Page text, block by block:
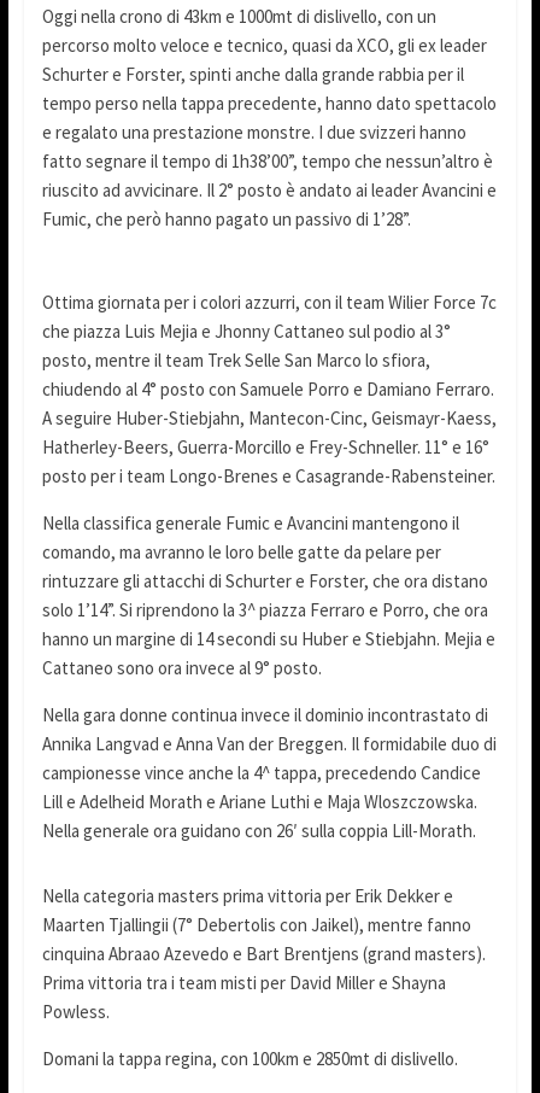
Oggi nella crono di 43km e 1000mt di dislivello, con un
percorso molto veloce e tecnico, quasi da XCO, gli ex leader
Schurter e Forster, spinti anche dalla grande rabbia per il
tempo perso nella tappa precedente, hanno dato spettacolo
e regalato una prestazione monstre. I due svizzeri hanno
fatto segnare il tempo di 1h38’00”, tempo che nessun’altro è
riuscito ad avvicinare. Il 2° posto è andato ai leader Avancini e
Fumic, che però hanno pagato un passivo di 1’28”.
Ottima giornata per i colori azzurri, con il team Wilier Force 7c
che piazza Luis Mejia e Jhonny Cattaneo sul podio al 3°
posto, mentre il team Trek Selle San Marco lo sfiora,
chiudendo al 4° posto con Samuele Porro e Damiano Ferraro.
A seguire Huber-Stiebjahn, Mantecon-Cinc, Geismayr-Kaess,
Hatherley-Beers, Guerra-Morcillo e Frey-Schneller. 11° e 16°
posto per i team Longo-Brenes e Casagrande-Rabensteiner.
Nella classifica generale Fumic e Avancini mantengono il
comando, ma avranno le loro belle gatte da pelare per
rintuzzare gli attacchi di Schurter e Forster, che ora distano
solo 1’14”. Si riprendono la 3^ piazza Ferraro e Porro, che ora
hanno un margine di 14 secondi su Huber e Stiebjahn. Mejia e
Cattaneo sono ora invece al 9° posto.
Nella gara donne continua invece il dominio incontrastato di
Annika Langvad e Anna Van der Breggen. Il formidabile duo di
campionesse vince anche la 4^ tappa, precedendo Candice
Lill e Adelheid Morath e Ariane Luthi e Maja Wloszczowska.
Nella generale ora guidano con 26′ sulla coppia Lill-Morath.
Nella categoria masters prima vittoria per Erik Dekker e
Maarten Tjallingii (7° Debertolis con Jaikel), mentre fanno
cinquina Abraao Azevedo e Bart Brentjens (grand masters).
Prima vittoria tra i team misti per David Miller e Shayna
Powless.
Domani la tappa regina, con 100km e 2850mt di dislivello.